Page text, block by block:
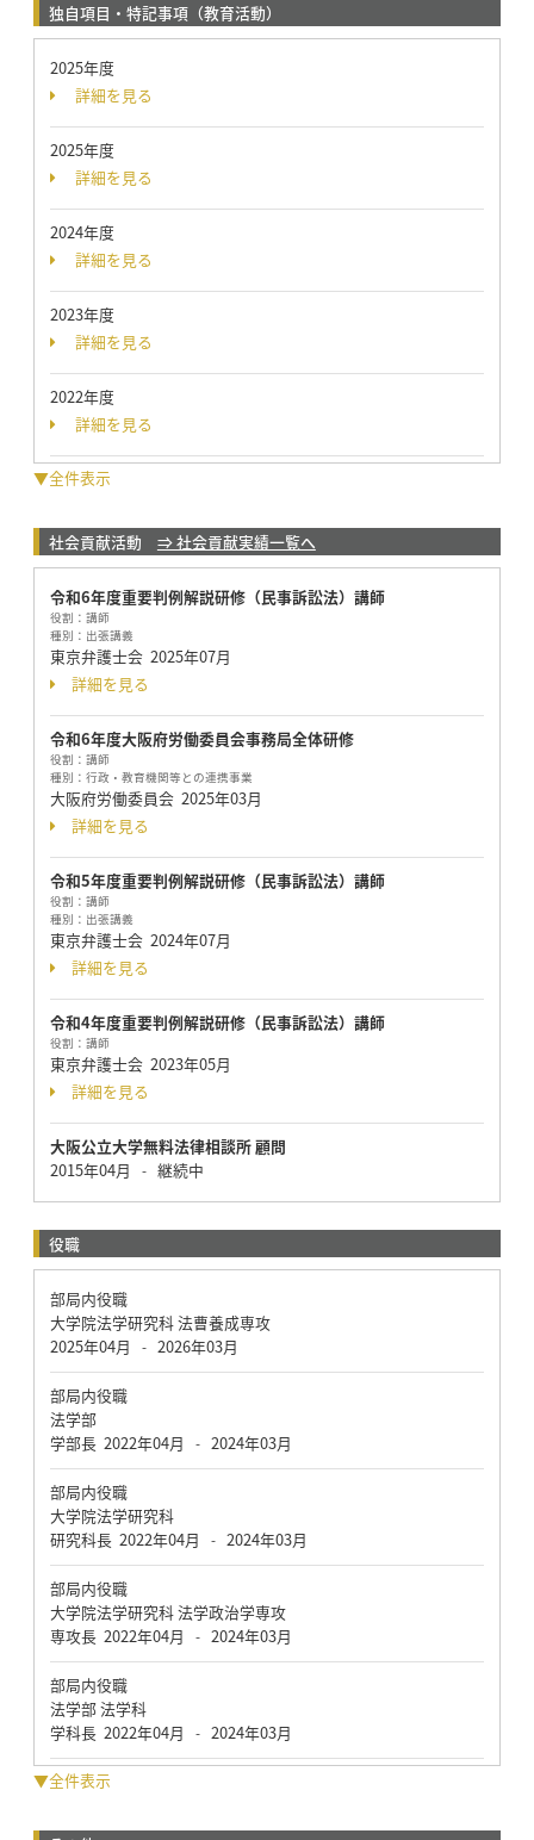
独自項目・特記事項（教育活動）
2025年度
詳細を見る
2025年度
詳細を見る
2024年度
詳細を見る
2023年度
詳細を見る
2022年度
詳細を見る
▼全件表示
社会貢献活動 ⇒ 社会貢献実績一覧へ
令和6年度重要判例解説研修（民事訴訟法）講師
役割： 講師
種別： 出張講義
東京弁護士会 2025年07月
詳細を見る
令和6年度大阪府労働委員会事務局全体研修
役割： 講師
種別： 行政・教育機関等との連携事業
大阪府労働委員会 2025年03月
詳細を見る
令和5年度重要判例解説研修（民事訴訟法）講師
役割： 講師
種別： 出張講義
東京弁護士会 2024年07月
詳細を見る
令和4年度重要判例解説研修（民事訴訟法）講師
役割： 講師
東京弁護士会 2023年05月
詳細を見る
大阪公立大学無料法律相談所 顧問
2015年04月
- 継続中
役職
部局内役職
大学院法学研究科 法曹養成専攻
2025年04月
- 2026年03月
部局内役職
法学部
学部長 2022年04月 - 2024年03月
部局内役職
大学院法学研究科
研究科長 2022年04月 - 2024年03月
部局内役職
大学院法学研究科 法学政治学専攻
専攻長 2022年04月 - 2024年03月
部局内役職
法学部 法学科
学科長 2022年04月 - 2024年03月
▼全件表示